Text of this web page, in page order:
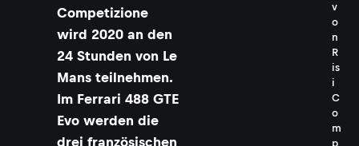
Competizione
wird 2020 an den
24 Stunden von Le
Mans teilnehmen.
Im Ferrari 488 GTE
Evo werden die
drei französischen
v
o
n
R
is
i
C
o
m
p